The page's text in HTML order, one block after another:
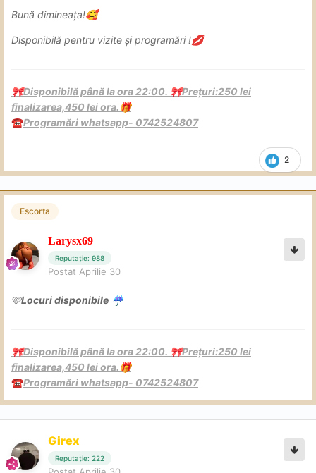
Bună dimineața!🥰
Disponibilă pentru vizite și programări !💋
2
🎀Disponibilă până la ora 22:00. 🎀Prețuri:250 lei
finalizarea,450 lei ora.🎁
☎️Programări whatsapp- 0742524807
Escorta
Larysx69
Reputație: 988
Postat Aprilie 30
🩷Locuri disponibile ☔
🎀Disponibilă până la ora 22:00. 🎀Prețuri:250 lei
finalizarea,450 lei ora.🎁
☎️Programări whatsapp- 0742524807
Girex
Reputație: 222